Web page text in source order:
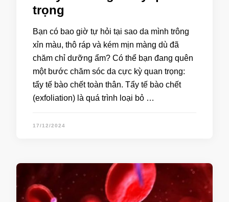
trọng
Bạn có bao giờ tự hỏi tại sao da mình trông
xỉn màu, thô ráp và kém mịn màng dù đã
chăm chỉ dưỡng ẩm? Có thể bạn đang quên
một bước chăm sóc da cực kỳ quan trọng:
tẩy tế bào chết toàn thân. Tẩy tế bào chết
(exfoliation) là quá trình loại bỏ …
17/12/2024